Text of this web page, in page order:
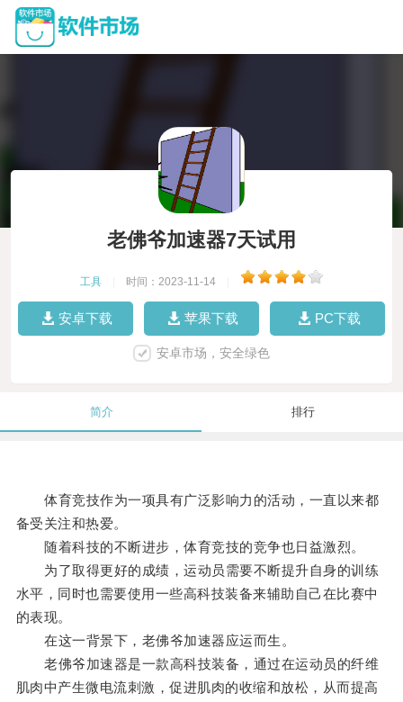
老佛爷加速器7天试用
工具 时间：2023-11-14
安卓下载 苹果下载 PC下载
安卓市场，安全绿色
简介 排行
体育竞技作为一项具有广泛影响力的活动，一直以来都
备受关注和热爱。
随着科技的不断进步，体育竞技的竞争也日益激烈。
为了取得更好的成绩，运动员需要不断提升自身的训练
水平，同时也需要使用一些高科技装备来辅助自己在比赛中
的表现。
在这一背景下，老佛爷加速器应运而生。
老佛爷加速器是一款高科技装备，通过在运动员的纤维
肌肉中产生微电流刺激，促进肌肉的收缩和放松，从而提高